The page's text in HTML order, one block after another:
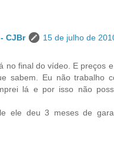
CJBr
15 de julho de
no final do vídeo. E preços
sabem. Eu não trabalho
lá e por isso não
ele deu 3 meses de